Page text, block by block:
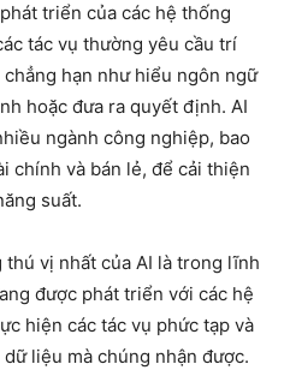
triển của các hệ thống
tác vụ thường yêu cầu trí
hạn như hiểu ngôn ngữ
hoặc đưa ra quyết định. AI
ngành công nghiệp, bao
chính và bán lẻ, để cải thiện
suất.
vị nhất của AI là trong lĩnh
được phát triển với các hệ
hiện các tác vụ phức tạp và
liệu mà chúng nhận được.